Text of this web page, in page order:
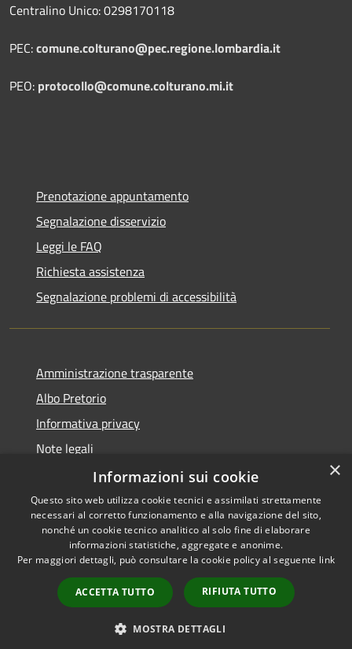
Centralino Unico: 0298170118
PEC:comune.colturano@pec.regione.lombardia.it
PEO: protocollo@comune.colturano.mi.it
Prenotazione appuntamento
Segnalazione disservizio
Leggi le FAQ
Richiesta assistenza
Segnalazione problemi di accessibilità
Amministrazione trasparente
Albo Pretorio
Informativa privacy
Note legali
Dichiarazione di accessibilità
RSS
Accessibilità
Copyright © 2026 • Comune di
Municipium•
Accesso
redazione
×
Informazioni sui cookie
Questo sito web utilizza cookie tecnici e assimilati strettamente
necessari al corretto funzionamento e alla navigazione del sito,
nonché un cookie tecnico analitico al solo fine di elaborare
informazioni statistiche, aggregate e anonime.
Per maggiori dettagli, può consultare la cookie policy al seguente link
ACCETTA TUTTO RIFIUTA TUTTO
MOSTRA DETTAGLI